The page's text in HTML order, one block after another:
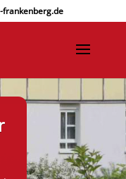
frankenberg.de